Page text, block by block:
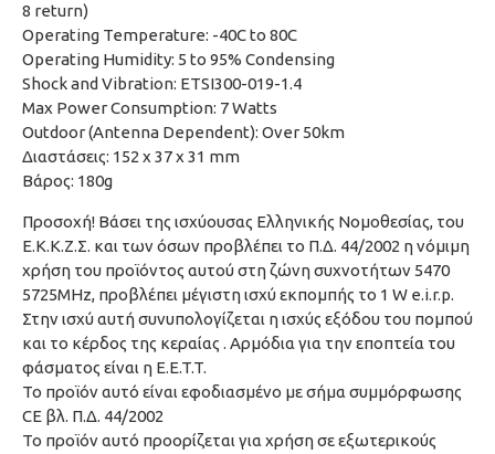
8 return)
Operating Temperature: -40C to 80C
Operating Humidity: 5 to 95% Condensing
Shock and Vibration: ETSI300-019-1.4
Max Power Consumption: 7 Watts
Outdoor (Antenna Dependent): Over 50km
Διαστάσεις: 152 x 37 x 31 mm
Βάρος: 180g
Προσοχή! Βάσει της ισχύουσας Ελληνικής Νομοθεσίας, του
Ε.Κ.Κ.Ζ.Σ. και των όσων προβλέπει το Π.Δ. 44/2002 η νόμιμη
χρήση του προϊόντος αυτού στη ζώνη συχνοτήτων 5470
5725MHz, προβλέπει μέγιστη ισχύ εκπομπής το 1 W e.i.r.p.
Στην ισχύ αυτή συνυπολογίζεται η ισχύς εξόδου του πομπού
και το κέρδος της κεραίας . Αρμόδια για την εποπτεία του
φάσματος είναι η E.E.T.T.
Το προϊόν αυτό είναι εφοδιασμένο με σήμα συμμόρφωσης
CE βλ. Π.Δ. 44/2002
Το προϊόν αυτό προορίζεται για χρήση σε εξωτερικούς